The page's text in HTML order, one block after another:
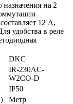
на 2
12 А,
удобства в реле
DKC
IR-230AC-
W2CO-D
IP50
Метр